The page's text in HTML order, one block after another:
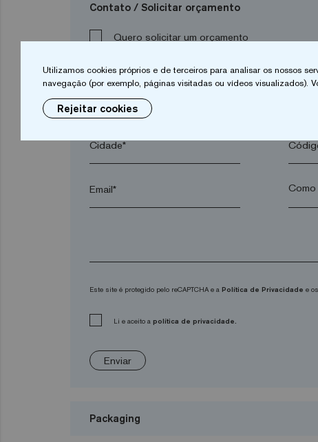
Contato / Solicitar orçamento
Quero solicitar um orçamento
Nome*
Cidade*
Email*
Este site é protegido pelo reCAPTCHA e a Política de Privacidade e os
Li e aceito a política de privacidade.
Enviar
Packaging
Utilizamos cookies próprios e de terceiros para analisar os nossos
navegação (por exemplo, páginas visitadas ou vídeos visualizados).
Rejeitar cookies